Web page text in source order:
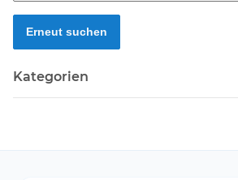
Erneut suchen
Kategorien